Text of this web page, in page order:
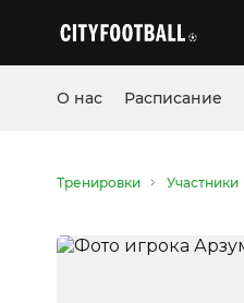
О нас Расписание
Тренировки Участники